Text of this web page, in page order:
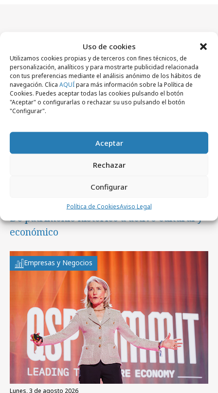
Uso de cookies
Utilizamos cookies propias y de terceros con fines técnicos, de
personalización, analíticos y para mostrarte publicidad relacionada
con tus preferencias mediante el análisis anónimo de los hábitos de
navegación. Clica AQUÍpara más información sobre la Política de
Cookies. Puedes aceptar todas las cookies pulsando el botón
"Aceptar" o configurarlas o rechazar su uso pulsando el botón
"Configurar".
Aceptar
Rechazar
Configurar
Política de CookiesAviso Legal
Artículos recientes
Empresas y Negocios
jueves, 6 de agosto 2026
De patrimonio histórico a activo cultural y
económico
Empresas y Negocios
lunes, 3 de agosto 2026